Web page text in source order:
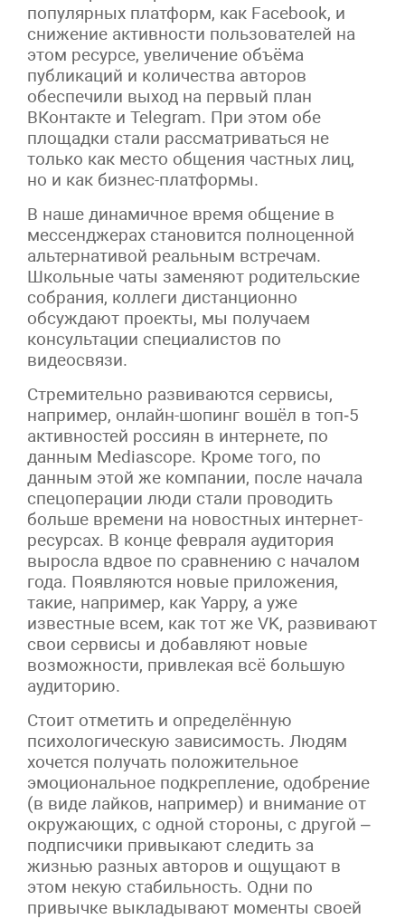
популярных платформ, как Facebook, и
снижение активности пользователей на
этом ресурсе, увеличение объёма
публикаций и количества авторов
обеспечили выход на первый план
ВКонтакте и Telegram. При этом обе
площадки стали рассматриваться не
только как место общения частных лиц,
но и как бизнес-платформы.
В наше динамичное время общение в
мессенджерах становится полноценной
альтернативой реальным встречам.
Школьные чаты заменяют родительские
собрания, коллеги дистанционно
обсуждают проекты, мы получаем
консультации специалистов по
видеосвязи.
Стремительно развиваются сервисы,
например, онлайн-шопинг вошёл в топ‑5
активностей россиян в интернете, по
данным Mediascope. Кроме того, по
данным этой же компании, после начала
спецоперации люди стали проводить
больше времени на новостных интернет-
ресурсах. В конце февраля аудитория
выросла вдвое по сравнению с началом
года. Появляются новые приложения,
такие, например, как Yappy, а уже
известные всем, как тот же VK, развивают
свои сервисы и добавляют новые
возможности, привлекая всё большую
аудиторию.
Стоит отметить и определённую
психологическую зависимость. Людям
хочется получать положительное
эмоциональное подкрепление, одобрение
(в виде лайков, например) и внимание от
окружающих, с одной стороны, с другой –
подписчики привыкают следить за
жизнью разных авторов и ощущают в
этом некую стабильность. Одни по
привычке выкладывают моменты своей